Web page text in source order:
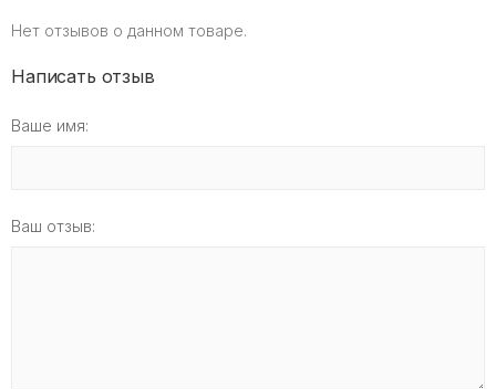
Нет отзывов о данном товаре.
Написать отзыв
Ваше имя:
Ваш отзыв: